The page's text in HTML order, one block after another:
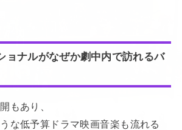
ョナルがなぜか劇中内で訪れるバ
もあり、
な低予算ドラマ映画音楽も流れる